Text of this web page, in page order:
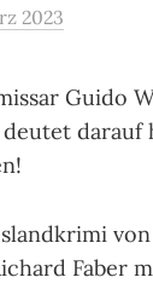
2023
Guido
Faber